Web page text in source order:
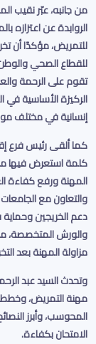
من جانبه، عبّر نقيب
الروابدة عن اعتزازه
للتمريض، مؤكدًا أن
للقطاع الصحي
تقوم على الرحمة
الركيزة الأساسية
إنسانية في مختلف
كما ألقى رئيس فرع
كلمة استعرض فيها
المهنة ورفع كفاءة
والتعاون مع
دعم الخريجين وحماية
والورش المتخصصة،
مزاولة المهنة بعد
وتحدث السيد عبد
مهنة التمريض، وخطط
المحوسب، وأبرز
الامتحان بكفاءة.